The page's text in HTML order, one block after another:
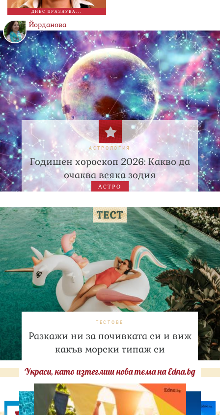
ДНЕС ПРАЗНУВА...
Йорданова
АСТРОЛОГИЯ
Годишен хороскоп 2026: Какво да
очаква всяка зодия
АСТРО
ТЕСТОВЕ
Разкажи ни за почивката си и виж
какъв морски типаж си
Украси, като изтеглиш нова тема на Edna.bg